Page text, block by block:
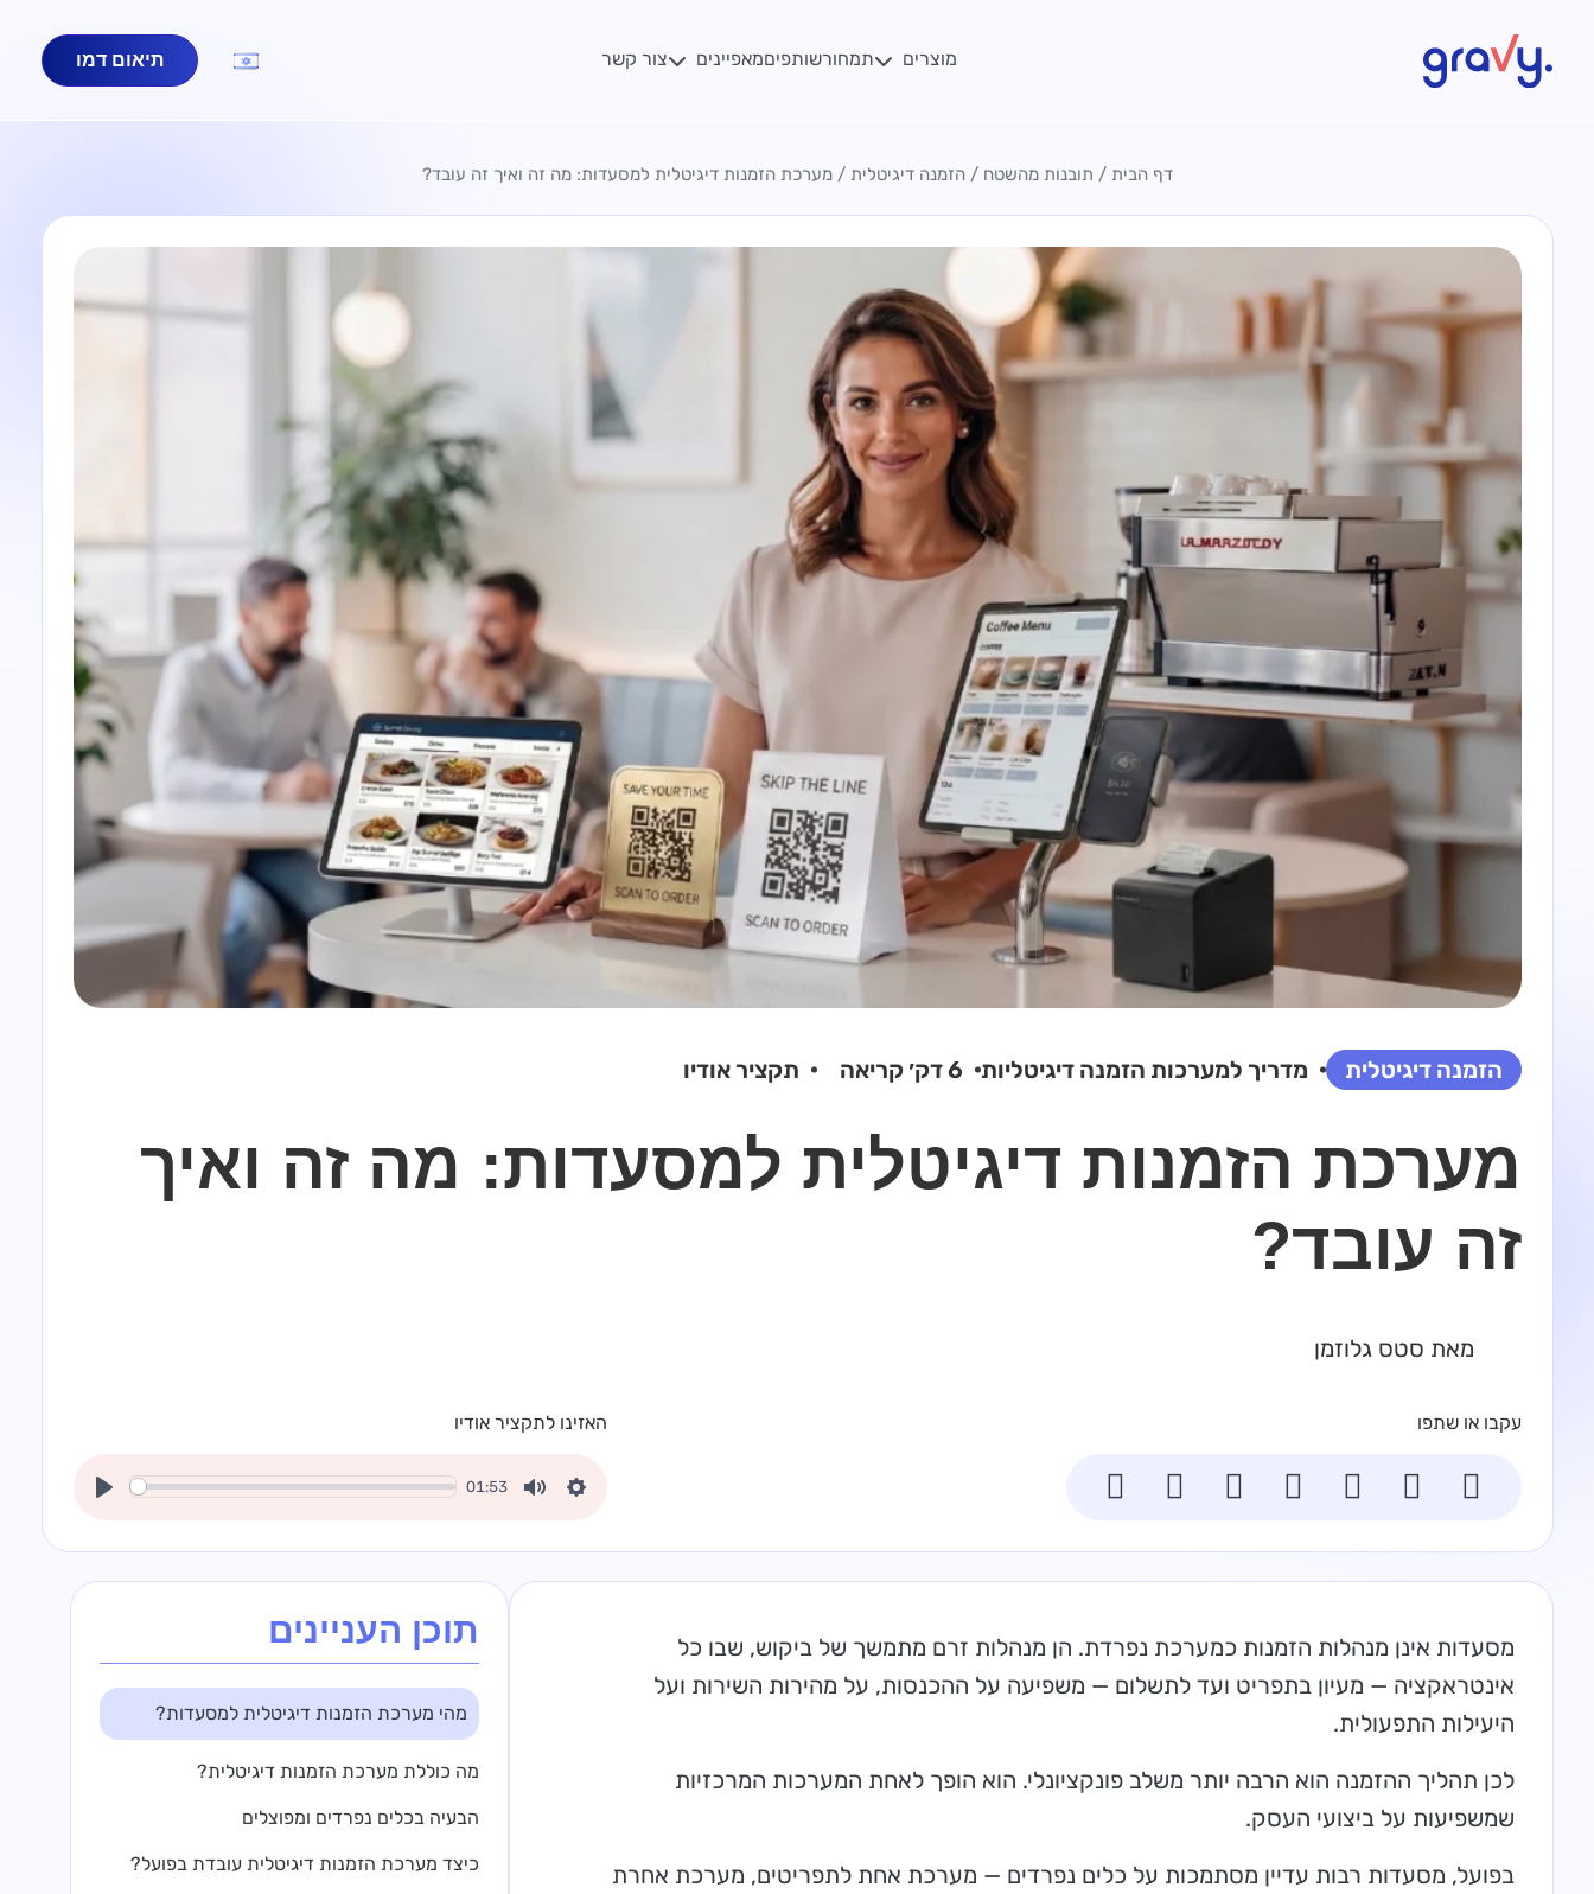
מוצרים תמחורשותפיםמאפיינים צור קשר תיאום דמו
דף הבית / תובנות מהשטח /הזמנה דיגיטלית /מערכת הזמנות דיגיטלית למסעדות: מה זה ואיך זה עובד?
הזמנה דיגיטלית מדריך למערכות הזמנה דיגיטליות 6 דק׳ קריאה תקציר אודיו
מערכת הזמנות דיגיטלית למסעדות: מה זה ואיך
זה עובד?
מאת סטס גלוזמן
עקבו או שתפו האזינו לתקציר אודיו
01:53
מסעדות אינן מנהלות הזמנות כמערכת נפרדת. הן מנהלות זרם מתמשך של ביקוש, שבו כל
אינטראקציה — מעיון בתפריט ועד לתשלום — משפיעה על ההכנסות, על מהירות השירות ועל
היעילות התפעולית.
לכן תהליך ההזמנה הוא הרבה יותר משלב פונקציונלי. הוא הופך לאחת המערכות המרכזיות
שמשפיעות על ביצועי העסק.
בפועל, מסעדות רבות עדיין מסתמכות על כלים נפרדים — מערכת אחת לתפריטים, מערכת אחרת
תוכן העניינים
מהי מערכת הזמנות דיגיטלית למסעדות?
מה כוללת מערכת הזמנות דיגיטלית?
הבעיה בכלים נפרדים ומפוצלים
כיצד מערכת הזמנות דיגיטלית עובדת בפועל?